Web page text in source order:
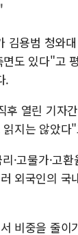
용범 청와
도 있다"고
.
열린 기자
지는 않았다
·고물가·고
외국인의
비중을 줄이